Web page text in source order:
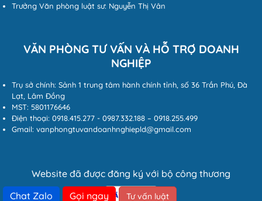
Trưởng Văn phòng luật sư: Nguyễn Thị Vân
VĂN PHÒNG TƯ VẤN VÀ HỖ TRỢ DOANH
NGHIỆP
Trụ sở chính: Sảnh 1 trung tâm hành chính tỉnh, số 36 Trần Phú, Đà
Lạt, Lâm Đồng
MST: 5801176646
Điện thoại: 0918.415.277 - 0987.332.188 – 0918.255.499
Gmail: vanphongtuvandoanhnghiepld@gmail.com
Website đã được đăng ký với bộ công thương
Chat Zalo
Gọi ngay Tư vấn luật